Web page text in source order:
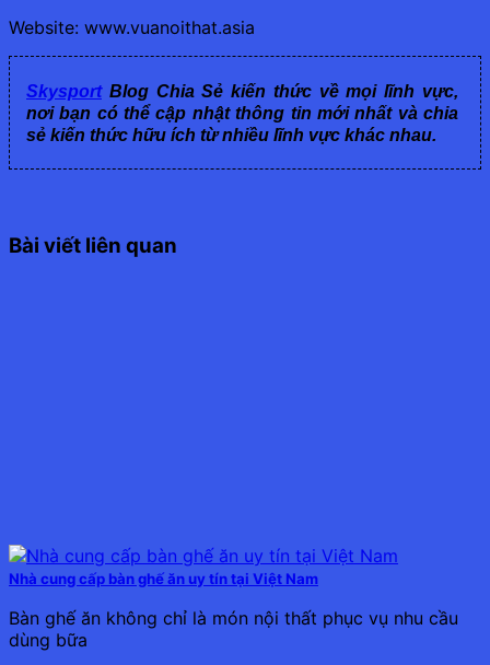
Website: www.vuanoithat.asia
SkysportBlog Chia Sẻ kiến thức về mọi lĩnh vực,
nơi bạn có thể cập nhật thông tin mới nhất và chia
sẻ kiến thức hữu ích từ nhiều lĩnh vực khác nhau.
Bài viết liên quan
Nhà cung cấp bàn ghế ăn uy tín tại Việt Nam
Bàn ghế ăn không chỉ là món nội thất phục vụ nhu cầu
dùng bữa